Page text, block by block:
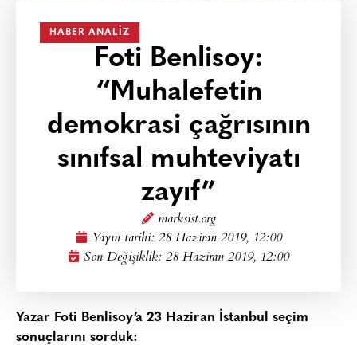
HABER ANALIZ
Foti Benlisoy:
“Muhalefetin
demokrasi çağrısının
sınıfsal muhteviyatı
zayıf”
marksist.org
Yayın tarihi: 28 Haziran 2019, 12:00
Son Değişiklik: 28 Haziran 2019, 12:00
Yazar Foti Benlisoy’a 23 Haziran İstanbul seçim
sonuçlarını sorduk: